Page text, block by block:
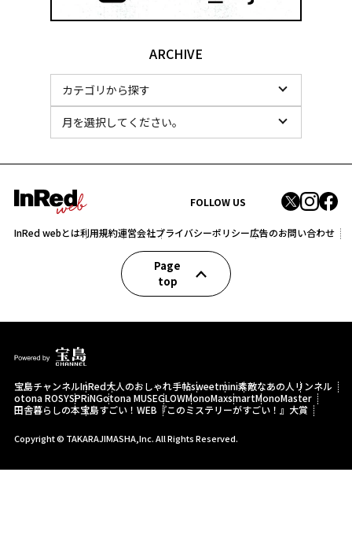
ARCHIVE
FOLLOW US
InRed webとは利用規約運営会社プライバシーポリシー広告のお問い合わせ
Page
top
宝島チャンネルInRed大人のおしゃれ手帖sweetmini素敵なあの人 リンネル
otona ROSYSPRiNGotona MUSEGLOWMonoMaxsmartMonoMaster
田舎暮らしの本宝島すごい！WEB 『このミステリーがすごい！』大賞
Copyright © TAKARAJIMASHA,Inc. All Rights Reserved.